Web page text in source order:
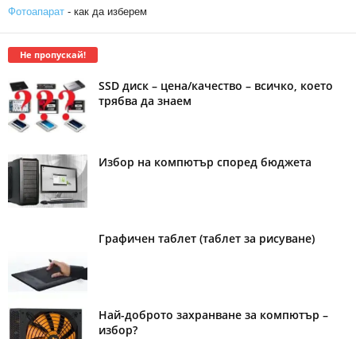
Фотоапарат - как да изберем
Не пропускай!
SSD диск – цена/качество – всичко, което
трябва да знаем
Избор на компютър според бюджета
Графичен таблет (таблет за рисуване)
Най-доброто захранване за компютър –
избор?